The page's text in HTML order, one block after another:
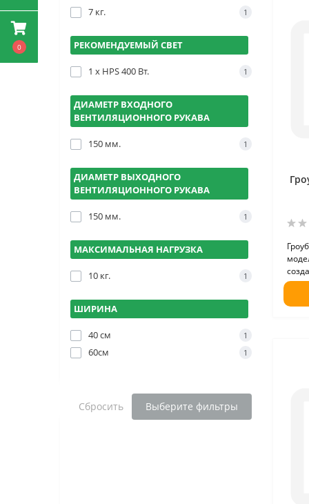
0
7 кг. 1
РЕКОМЕНДУЕМЫЙ СВЕТ
1 х HPS 400 Вт. 1
ДИАМЕТР ВХОДНОГО
ВЕНТИЛЯЦИОННОГО РУКАВА
150 мм. 1
ДИАМЕТР ВЫХОДНОГО
ВЕНТИЛЯЦИОННОГО РУКАВА
150 мм. 1
МАКСИМАЛЬНАЯ НАГРУЗКА
10 кг. 1
ШИРИНА
40 см 1
60см 1
Сбросить Выберите фильтры